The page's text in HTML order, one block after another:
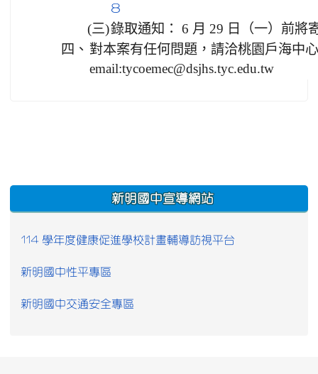
8
(三)錄取通知： 6 月 29 日（一）前將
四、 對本案有任何問題，請洽桃園戶海中
email:tycoemec@dsjhs.tyc.edu.tw
:::
新明國中宣導網站
114 學年度健康促進學校計畫輔導訪視平台
新明國中性平專區
新明國中交通安全專區